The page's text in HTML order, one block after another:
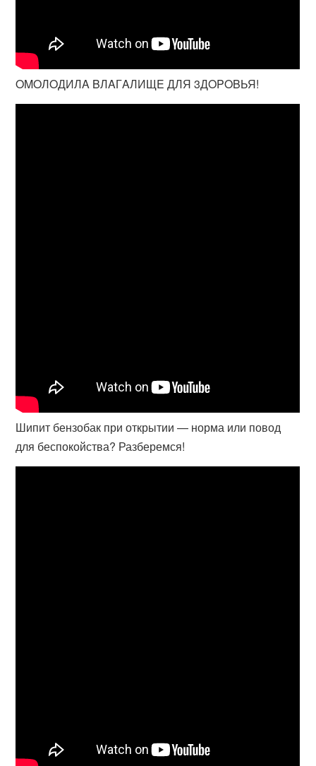
OMOЛOДИЛA BЛAГAЛИЩE ДЛЯ 3ДOPOBЬЯ!
Шипит бензобак при открытии — норма или повод
для беспокойства? Разберемся!